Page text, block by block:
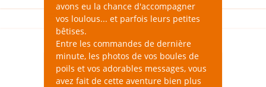
avons eu la chance d'accompagner
vos loulous... et parfois leurs petites
bêtises.
Entre les commandes de dernière
minute, les photos de vos boules de
poils et vos adorables messages, vous
avez fait de cette aventure bien plus